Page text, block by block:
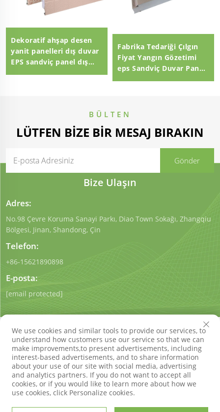
Dekoratif ahşap desen
yanit panelleri dış duvar
EPS sandviç panel dış
Fabrika Tedariği Çılgın
Fiyat Yangın Gözetimi
eps Sandviç Duvar Paneli
BÜLTEN
LÜTFEN BIZE BIR MESAJ BIRAKIN
Bize Ulaşın
Adres:
No.98 Çevre Koruma Sanayi Parkı, Diao Town Sokağı, Zhangqiu
Bölgesi, Jinan, Shandong, Çin
Telefon:
+86-15621890898
E-posta:
[email protected]
Telif Hakkı © Shandong Qigong Çevre Koruma Teknolojisi
Co., Ltd. Tüm Hakları SaklıdırGizlilik politikası Blog
We use cookies and similar tools to provide our services, to
understand how customers use our service so that we can
make improvements,to present advertisements, including
interest-based advertisements, and to share information
about your use of our site with social media, advertising
and analytics partners. If you do not want to accept all
cookies, or if you would like to learn more about how we
use cookies, click Personalize cookies.